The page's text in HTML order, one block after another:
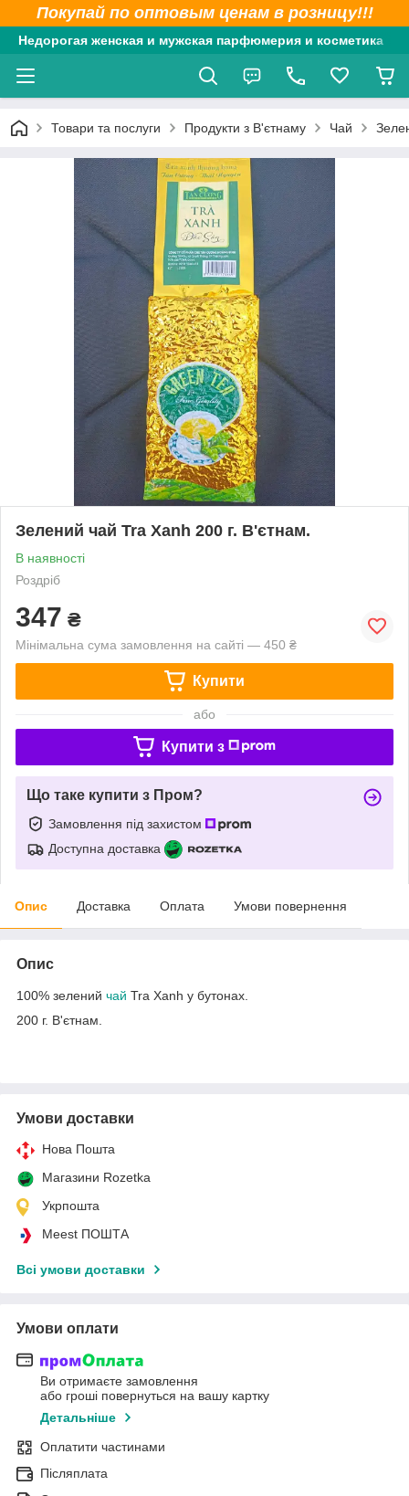
Покупай по оптовым ценам в розницу!!!
Недорогая женская и мужская парфюмерия и косметика
Товари та послуги Продукти з В'єтнаму Чай
Зелений чай Tra Xanh 200 г. В'єтнам.
В наявності
Роздріб
347 ₴
Мінімальна сума замовлення на сайті — 450 ₴
Купити
або
Купити з
Що таке купити з Пром?
Замовлення під захистом
Доступна доставка
Опис Доставка Оплата Умови повернення
Опис
100% зелений чай Tra Xanh у бутонах.
200 г. В'єтнам.
Умови доставки
Нова Пошта
Магазини Rozetka
Укрпошта
Meest ПОШТА
Всі умови доставки
Умови оплати
Ви отримаєте замовлення
або гроші повернуться на вашу картку
Детальніше
Оплатити частинами
Післяплата